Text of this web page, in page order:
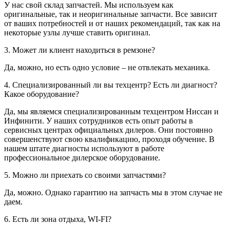
У нас свой склад запчастей. Мы используем как
оригинальные, так и неоригинальные запчасти. Все зависит
от ваших потребностей и от наших рекомендаций, так как на
некоторые узлы лучше ставить оригинал.
3. Может ли клиент находиться в ремзоне?
Да, можно, но есть одно условие – не отвлекать механика.
4. Специализированный ли вы техцентр? Есть ли диагност?
Какое оборудование?
Да, мы являемся специализированным техцентром Ниссан и
Инфинити. У наших сотрудников есть опыт работы в
сервисных центрах официальных дилеров. Они постоянно
совершенствуют свою квалификацию, проходя обучение. В
нашем штате диагносты используют в работе
профессиональное дилерское оборудование.
5. Можно ли приехать со своими запчастями?
Да, можно. Однако гарантию на запчасть мы в этом случае не
даем.
6. Есть ли зона отдыха, WI-FI?